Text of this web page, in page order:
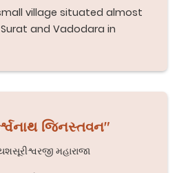
village situated almost
and Vadodara in
જિનસ્તવન"
મહારાજા